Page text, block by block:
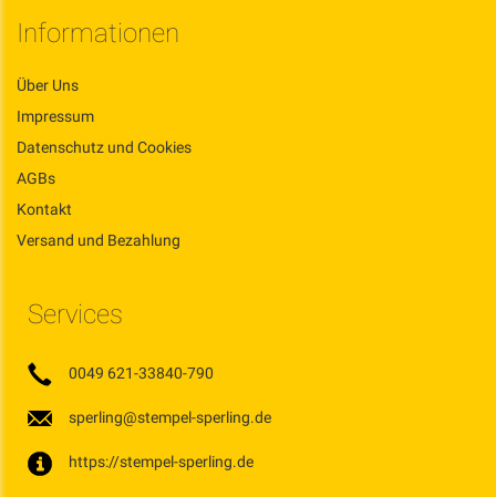
Informationen
Über Uns
Impressum
Datenschutz und Cookies
AGBs
Kontakt
Versand und Bezahlung
Services
0049 621-33840-790
sperling@stempel-sperling.de
https://stempel-sperling.de